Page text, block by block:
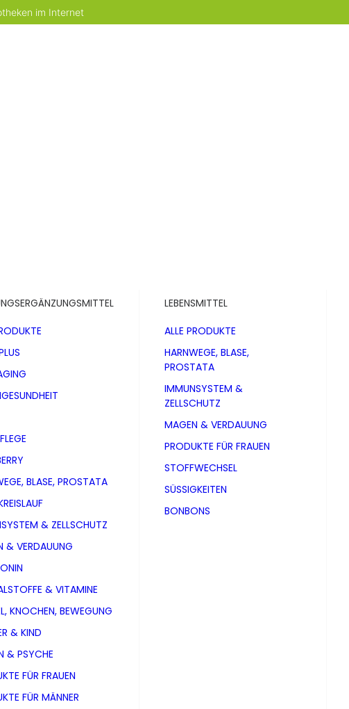
im Internet
BLASE, PROSTATA
& ZELLSCHUTZ
& VERDAUUNG
& VITAMINE
KNOCHEN, BEWEGUNG
& KIND
& PSYCHE
FÜR FRAUEN
FÜR MÄNNER
LEBENSMITTEL
ALLE PRODUKTE
HARNWEGE, BLASE,
PROSTATA
IMMUNSYSTEM &
ZELLSCHUTZ
MAGEN & VERDAUUNG
PRODUKTE FÜR FRAUEN
STOFFWECHSEL
SÜSSIGKEITEN
BONBONS